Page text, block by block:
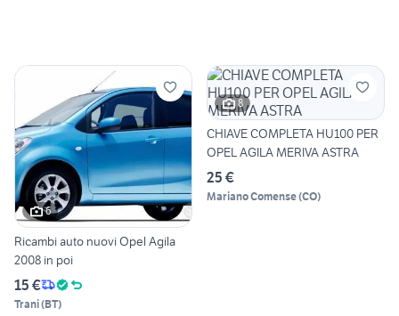
6
Ricambi auto nuovi Opel Agila
2008 in poi
15 €
Trani(BT)
8
CHIAVE COMPLETA HU100 PER
OPEL AGILA MERIVA ASTRA
25 €
Mariano Comense(CO)